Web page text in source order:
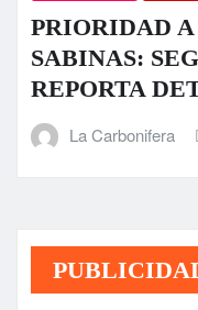
PRIORIDAD
SABINAS:
REPORTA
La Carbonifera